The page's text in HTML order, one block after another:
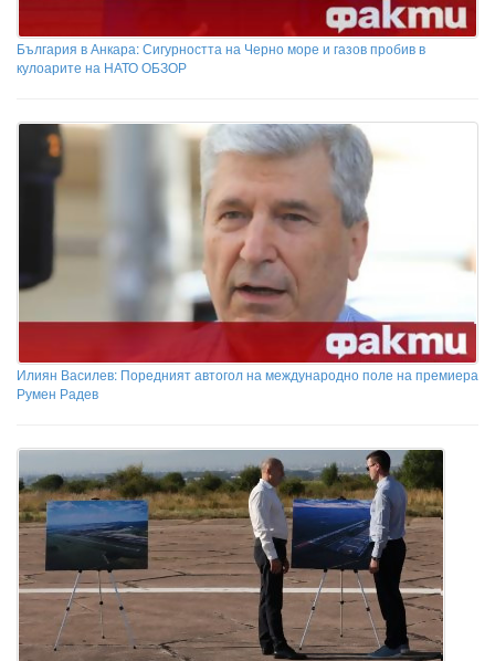
България в Анкара: Сигурността на Черно море и газов пробив в
кулоарите на НАТО ОБЗОР
Илиян Василев: Поредният автогол на международно поле на премиера
Румен Радев